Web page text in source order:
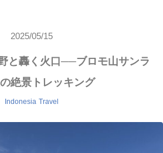
2025/05/15
と轟く火口──ブロモ山サンラ
絶景トレッキング
Indonesia Travel